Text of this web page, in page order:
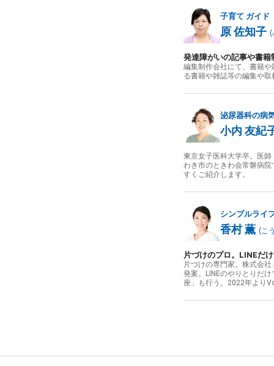
子育て ガイド
原 佐知子 (
発達障がいの記事や書
編集制作会社にて、書籍
る書籍や雑誌等の編集や
泌尿器科の病
小内 友紀
東京女子医科大学卒。医
わき市のときわ会常磐病
すくご紹介します。
シンプルライ
香村 薫 (こ
片づけのプロ。LINEだ
片づけの専門家。株式会
発案。LINEのやりとりだ
座」も行う。2022年より